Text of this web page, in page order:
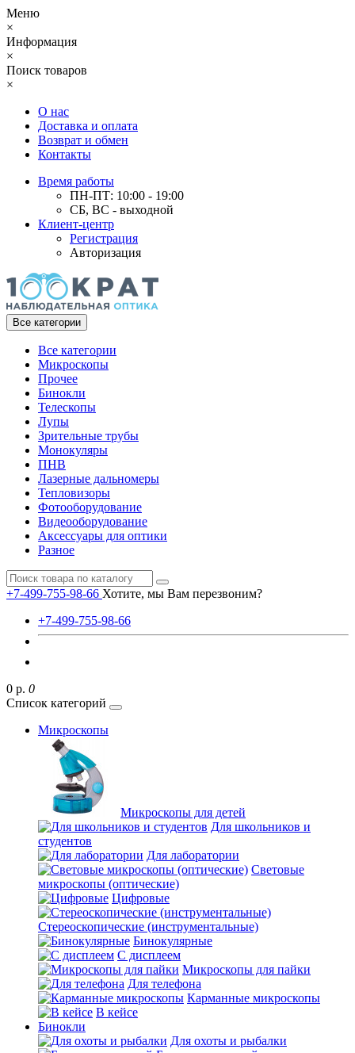
Меню
×
Информация
×
Поиск товаров
×
О нас
Доставка и оплата
Возврат и обмен
Контакты
Время работы
ПН-ПТ: 10:00 - 19:00
СБ, ВС - выходной
Клиент-центр
Регистрация
Авторизация
Все категории
Все категории
Микроскопы
Прочее
Бинокли
Телескопы
Лупы
Зрительные трубы
Монокуляры
ПНВ
Лазерные дальномеры
Тепловизоры
Фотооборудование
Видеооборудование
Аксессуары для оптики
Разное
+7-499-755-98-66 Хотите, мы Вам перезвоним?
+7-499-755-98-66
0 р. 0
Список категорий
Микроскопы
Микроскопы для детей
Для школьников и
студентов
Для лаборатории
Световые
микроскопы (оптические)
Цифровые
Стереоскопические (инструментальные)
Бинокулярные
С дисплеем
Микроскопы для пайки
Для телефона
Карманные микроскопы
В кейсе
Бинокли
Для охоты и рыбалки